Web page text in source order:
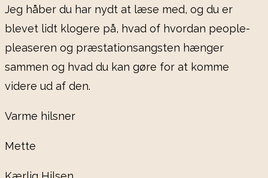
Jeg håber du har nydt at læse med, og du er
blevet lidt klogere på, hvad of hvordan people-
pleaseren og præstationsangsten hænger
sammen og hvad du kan gøre for at komme
videre ud af den.
Varme hilsner
Mette